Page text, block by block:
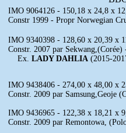
IMO 9064126 - 150,18 x 24,8 x
Constr 1999 - Propr Norwegian
IMO 9340398 - 128,60 x 20,39 x
Constr. 2007 par
Ex. LADY DAHLIA (2015-
IMO 9438406 - 274,00 x 48,00 x
Constr. 2009 par Samsung,Geoje
IMO 9436965 - 122,38 x 18,21 x
Constr. 2009 par Remontowa,